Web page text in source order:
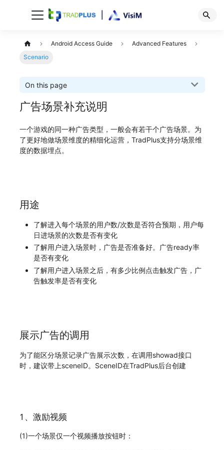
Android Access Guide
Advanced Features
Scenario
On this page
广告场景补充说明
一个游戏的同一种广告类型，一般会有若干个广告场景。为
了更好地做场景维度的精细化运营，TradPlus支持分场景维
度的数据埋点。
用途
了解进入每个场景的用户数/次数是否符合预期，用户每
日进场景的次数是否有变化
了解用户进入场景时，广告是否准备好。广告ready率
是否有变化
了解用户进入场景之后，有多少比例点击触发广告，广
告触发率是否有变化
展示广告的调用
为了能区分场景记录广告展示次数，在调用showad接口
时，建议带上sceneID。SceneID在TradPlus后台创建
1、激励视频
(1)一个场景仅一个视频播放按钮时：